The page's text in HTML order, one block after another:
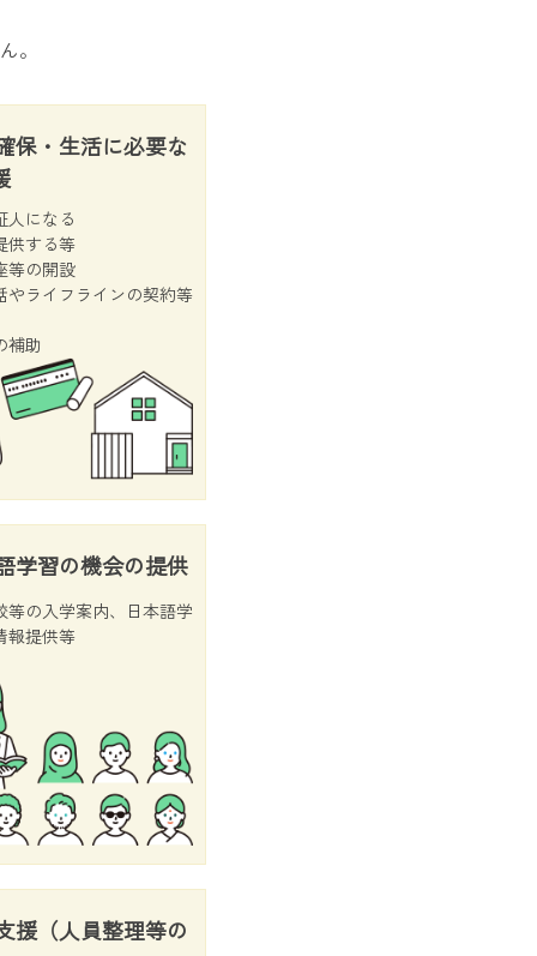
。
保・生活に必要な
人になる
供する等
等の開設
やライフラインの契約等
補助
学習の機会の提供
等の入学案内、日本語学
報提供等
援（人員整理等の